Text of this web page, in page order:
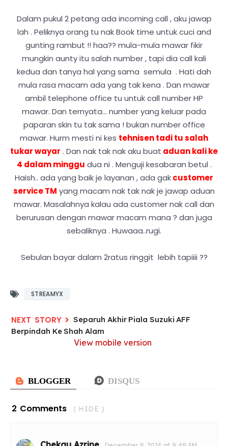
Dalam pukul 2 petang ada incoming call , aku jawap
lah . Peliknya orang tu nak Book time untuk cuci and
gunting rambut !! haa?? mula-mula mawar fikir
mungkin aunty itu salah number , tapi dia call kali
kedua dan tanya hal yang sama semula . Hati dah
mula rasa macam ada yang tak kena . Dan mawar
ambil telephone office tu untuk call number HP
mawar. Dan ternyata... number yang keluar pada
paparan skin tu tak sama ! bukan number office
mawar. Hurm mesti ni kes tehnisen tadi tu salah
tukar wayar . Dan nak tak nak aku buat aduan kali ke
4 dalam minggu dua ni . Menguji kesabaran betul .
Haish.. ada yang baik je layanan , ada gakcustomer
service TM yang macam nak tak nak je jawap aduan
mawar. Masalahnya kalau ada customer nak call dan
berurusan dengan mawar macam mana ? dan juga
sebaliknya . Huwaaa..rugi.
Sebulan bayar dalam 2ratus ringgit lebih tapiiii ??
STREAMYX
Separuh Akhir Piala Suzuki AFF
Berpindah Ke Shah Alam
View mobile version
2 Comments ( HIDE )